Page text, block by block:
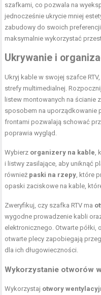
szafkami, co pozwala na
jednocześnie ukrycie mniej
zabudowy do swoich
maksymalnie wykorzystać
Ukrywanie i
Ukryj kable w swojej szafce
strefy multimedialnej.
listew montowanych na ścianie
sposobem na uporządkowanie
frontami pozwalają schować
poprawia wygląd.
Wybierz organizery na kable
i listwy zasilające, aby uniknąć
również paski na rzepy , które
opaski zaciskowe na kable,
Zweryfikuj, czy szafka RTV ma
wygodne prowadzenie kabli
elektronicznego. Otwarte półki,
otwarte plecy zapobiegają
dla ich długowieczności.
Wykorzystanie otworów
Wykorzystaj otwory